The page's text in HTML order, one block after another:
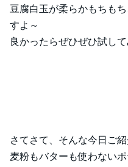
豆腐白玉が柔らかもちも
すよ～
良かったらぜひぜひ試し
さてさて、そんな今日ご
麦粉もバターも使わない